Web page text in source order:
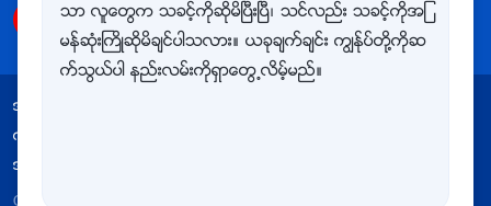
အသုံးျပဳျခင္းဆိုင္ရာ စည္းမ်ဥ္းစည္းကမ္းမ်ား
ကိုယ္ေရးလုံၿခဳံမႈ မူဝါဒ
အေသးအဖြဲအခ်က္အလက္မ်ားႏွင့္ ပတ္သက္သည့္ မူဝါဒ
သာ လူေတြက သခင့္ကိုဆိုမိၿပီးၿပီ၊ သင္လည္း သခင့္ကိုအျ
မန္ဆုံးႀကိဳဆိုမိခ်င္ပါသလား။ ယခုခ်က္ခ်င္း ကြၽန္ုပ္တို႔ကိုဆ
က္သြယ္ပါ နည္းလမ္းကိုရွာေတြ႕လိမ့္မည္။